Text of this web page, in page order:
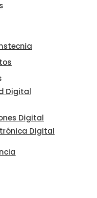
Digital
Digital
Digital